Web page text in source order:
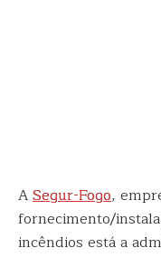
ASegur-Fogo,
fornecimento/
incêndios está a